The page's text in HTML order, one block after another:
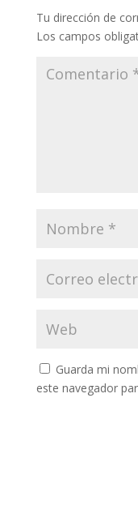
Tu dirección de
Los campos
Guarda mi
este navegador